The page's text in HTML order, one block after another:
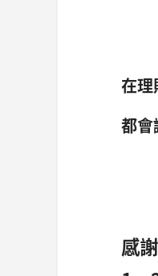
在理
都會
感